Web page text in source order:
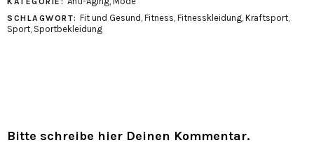
SCHLAGWORT: Fit und Gesund , Fitness, Fitnesskleidung, Kraftsport,
Sport, Sportbekleidung
Bitte schreibe hier Deinen Kommentar.